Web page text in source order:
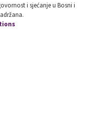
i sjećanje u Bosni i